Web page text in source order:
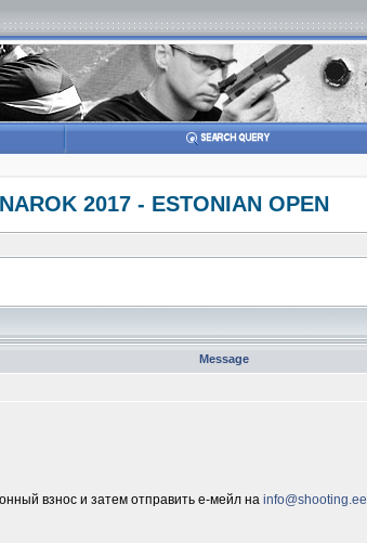
2017 - ESTONIAN OPEN
Message
взнос и затем отправить е-мейл на info@shooting.ee